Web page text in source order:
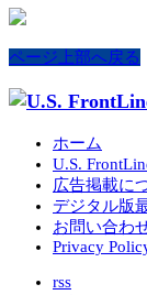
ページ上部へ戻る
ホーム
U.S.
広告掲載に
デジタル版
お問い合わ
Privacy
rss